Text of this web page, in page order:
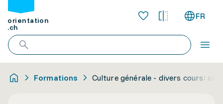
orientation
.ch
FR
Formations Culture générale - divers cours: